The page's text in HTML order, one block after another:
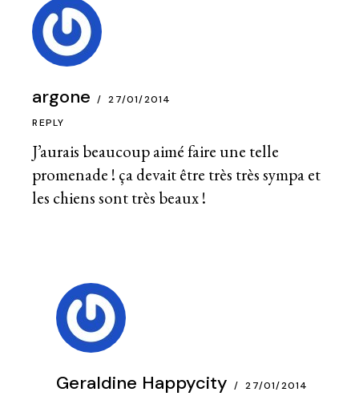
argone 27/01/2014
J’aurais beaucoup aimé faire une telle
promenade ! ça devait être très très sympa et
les chiens sont très beaux !
REPLY
Geraldine Happycity 27/01/2014